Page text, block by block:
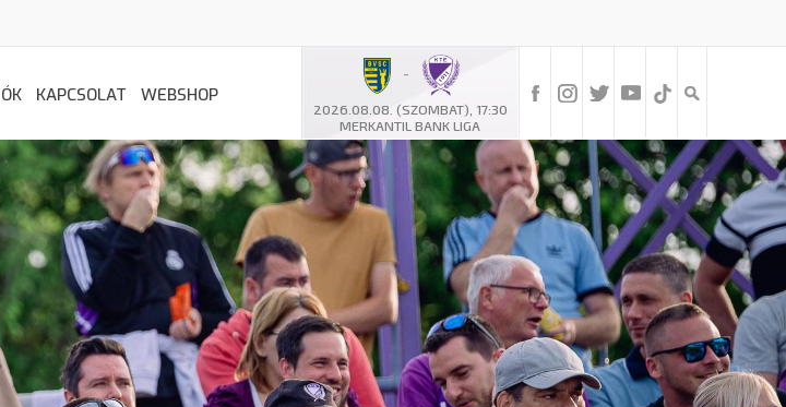
-
2026.08.08. (SZOMBAT), 17:30
MERKANTIL BANK LIGA
KAPCSOLAT WEBSHOP